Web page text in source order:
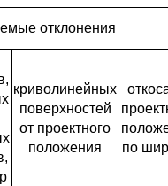
отклонения
криволинейных
поверхностей
от проектного
положения
по